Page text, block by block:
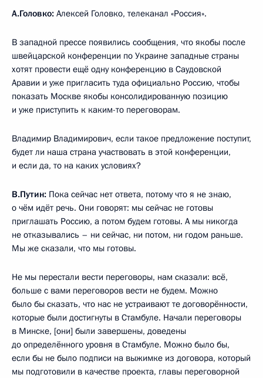
А.Головко: Алексей Головко, телеканал «Россия».
В западной прессе появились сообщения, что якобы после
швейцарской конференции по Украине западные страны
хотят провести ещё одну конференцию в Саудовской
Аравии и уже пригласить туда официально Россию, чтобы
показать Москве якобы консолидированную позицию
и уже приступить к каким-то переговорам.
Владимир Владимирович, если такое предложение поступит,
будет ли наша страна участвовать в этой конференции,
и если да, то на каких условиях?
В.Путин: Пока сейчас нет ответа, потому что я не знаю,
о чём идёт речь. Они говорят: мы сейчас не готовы
приглашать Россию, а потом будем готовы. А мы никогда
не отказывались – ни сейчас, ни потом, ни годом раньше.
Мы же сказали, что мы готовы.
Не мы перестали вести переговоры, нам сказали: всё,
больше с вами переговоров вести не будем. Можно
было бы сказать, что нас не устраивают те договорённости,
которые были достигнуты в Стамбуле. Начали переговоры
в Минске, [они] были завершены, доведены
до определённого уровня в Стамбуле. Можно было бы,
если бы не было подписи на выжимке из договора, который
мы подготовили в качестве проекта, главы переговорной